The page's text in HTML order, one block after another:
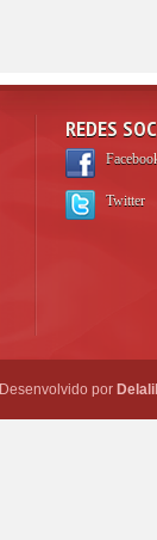
REDES
Twitter
Desenvolvido por